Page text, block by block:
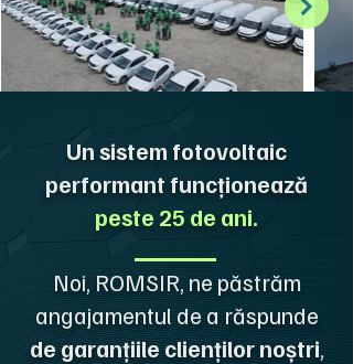
Un sistem fotovoltaic
performant funcționează
peste 25 de ani.
Noi, ROMSIR, ne păstrăm
angajamentul de a răspunde
de garanțiile clienților noștri,